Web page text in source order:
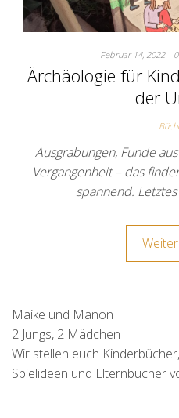
Februar 14, 2022 0
Ärchäologie für
der
Ausgrabungen, Funde
Vergangenheit – das
spannend.
Maike und Manon
2 Jungs, 2 Mädchen
Wir stellen euch
Spielideen und Elternbücher